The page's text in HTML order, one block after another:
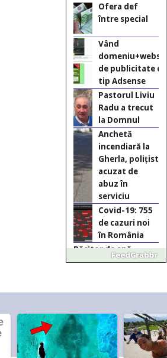
Ofera def
între special
Vând
domeniu+website
de publicitate de
tip Adsense
Pastorul Liviu
Radu a trecut
la Domnul
Anchetă
incendiară la
Gherla, polițist
acuzat de
abuz în
serviciu
Covid-19: 755
de cazuri noi
în România
Răcitor de apă
CW5000 pentru
CW5000
pentru freze
cu laser fără
metale